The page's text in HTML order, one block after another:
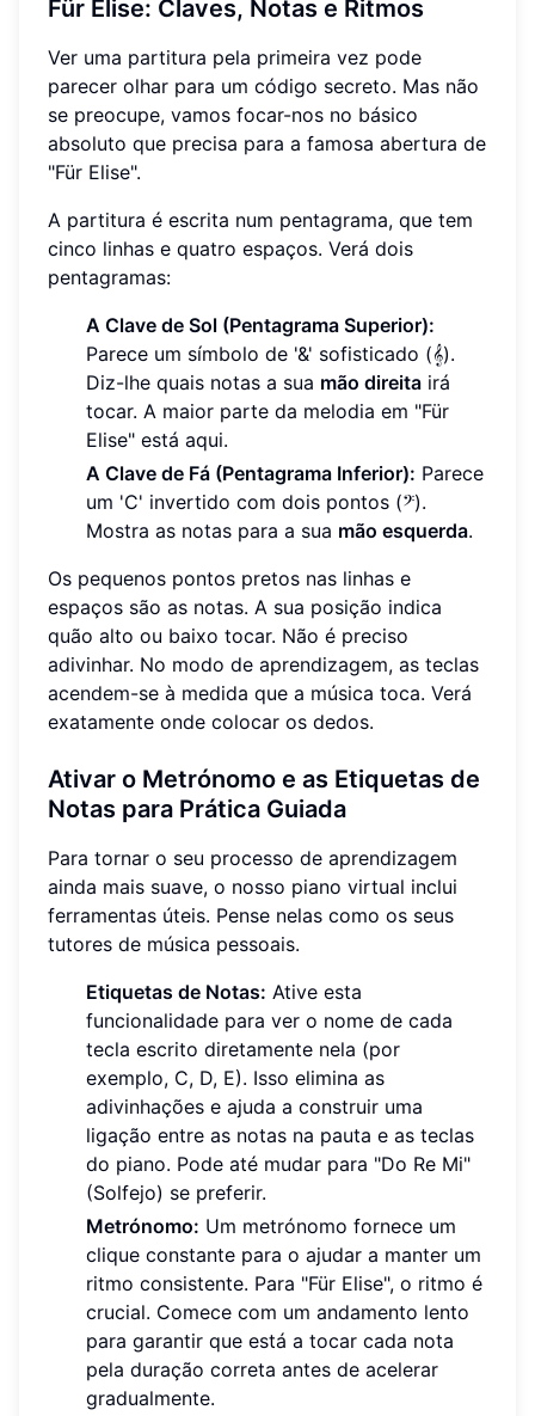
Für Elise: Claves, Notas e Ritmos
Ver uma partitura pela primeira vez pode
parecer olhar para um código secreto. Mas não
se preocupe, vamos focar-nos no básico
absoluto que precisa para a famosa abertura de
"Für Elise".
A partitura é escrita num pentagrama, que tem
cinco linhas e quatro espaços. Verá dois
pentagramas:
A Clave de Sol (Pentagrama Superior):
Parece um símbolo de '&' sofisticado (𝄞).
Diz-lhe quais notas a sua mão direita irá
tocar. A maior parte da melodia em "Für
Elise" está aqui.
A Clave de Fá (Pentagrama Inferior): Parece
um 'C' invertido com dois pontos (𝄢).
Mostra as notas para a sua mão esquerda.
Os pequenos pontos pretos nas linhas e
espaços são as notas. A sua posição indica
quão alto ou baixo tocar. Não é preciso
adivinhar. No modo de aprendizagem, as teclas
acendem-se à medida que a música toca. Verá
exatamente onde colocar os dedos.
Ativar o Metrónomo e as Etiquetas de
Notas para Prática Guiada
Para tornar o seu processo de aprendizagem
ainda mais suave, o nosso piano virtual inclui
ferramentas úteis. Pense nelas como os seus
tutores de música pessoais.
Etiquetas de Notas: Ative esta
funcionalidade para ver o nome de cada
tecla escrito diretamente nela (por
exemplo, C, D, E). Isso elimina as
adivinhações e ajuda a construir uma
ligação entre as notas na pauta e as teclas
do piano. Pode até mudar para "Do Re Mi"
(Solfejo) se preferir.
Metrónomo: Um metrónomo fornece um
clique constante para o ajudar a manter um
ritmo consistente. Para "Für Elise", o ritmo é
crucial. Comece com um andamento lento
para garantir que está a tocar cada nota
pela duração correta antes de acelerar
gradualmente.